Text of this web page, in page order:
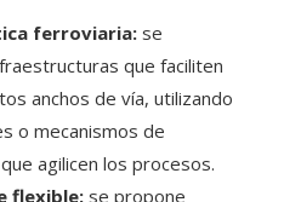
ferroviaria: se
que faciliten
anchos de vía, utilizando
o mecanismos de
agilicen los procesos.
flexible: se propone